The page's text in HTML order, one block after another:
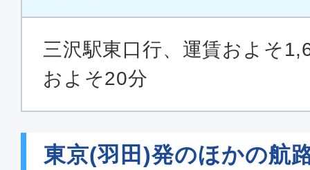
三沢駅東口行、運賃およそ
およそ20分
東京(羽田)発のほかの航